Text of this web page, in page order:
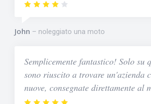
John noleggiato una moto
Semplicemente fantastico! Solo su
sono riuscito a trovare un'azienda
nuove, consegnate direttamente al